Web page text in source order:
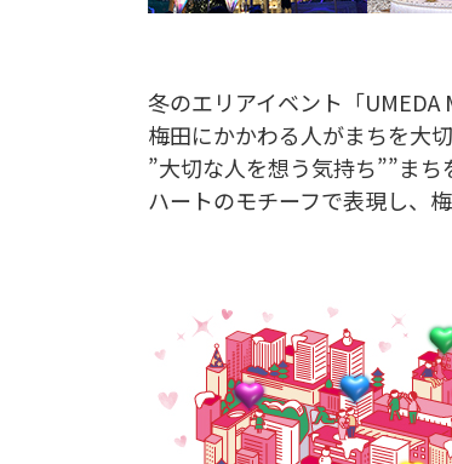
冬のエリアイベント「UMEDA
梅田にかかわる人がまちを大
”大切な人を想う気持ち””ま
ハートのモチーフで表現し、